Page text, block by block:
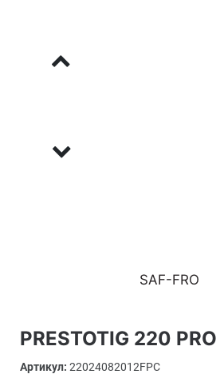
SAF-FRO
PRESTOTIG 220 PRO
Артикул: 22024082012FPC